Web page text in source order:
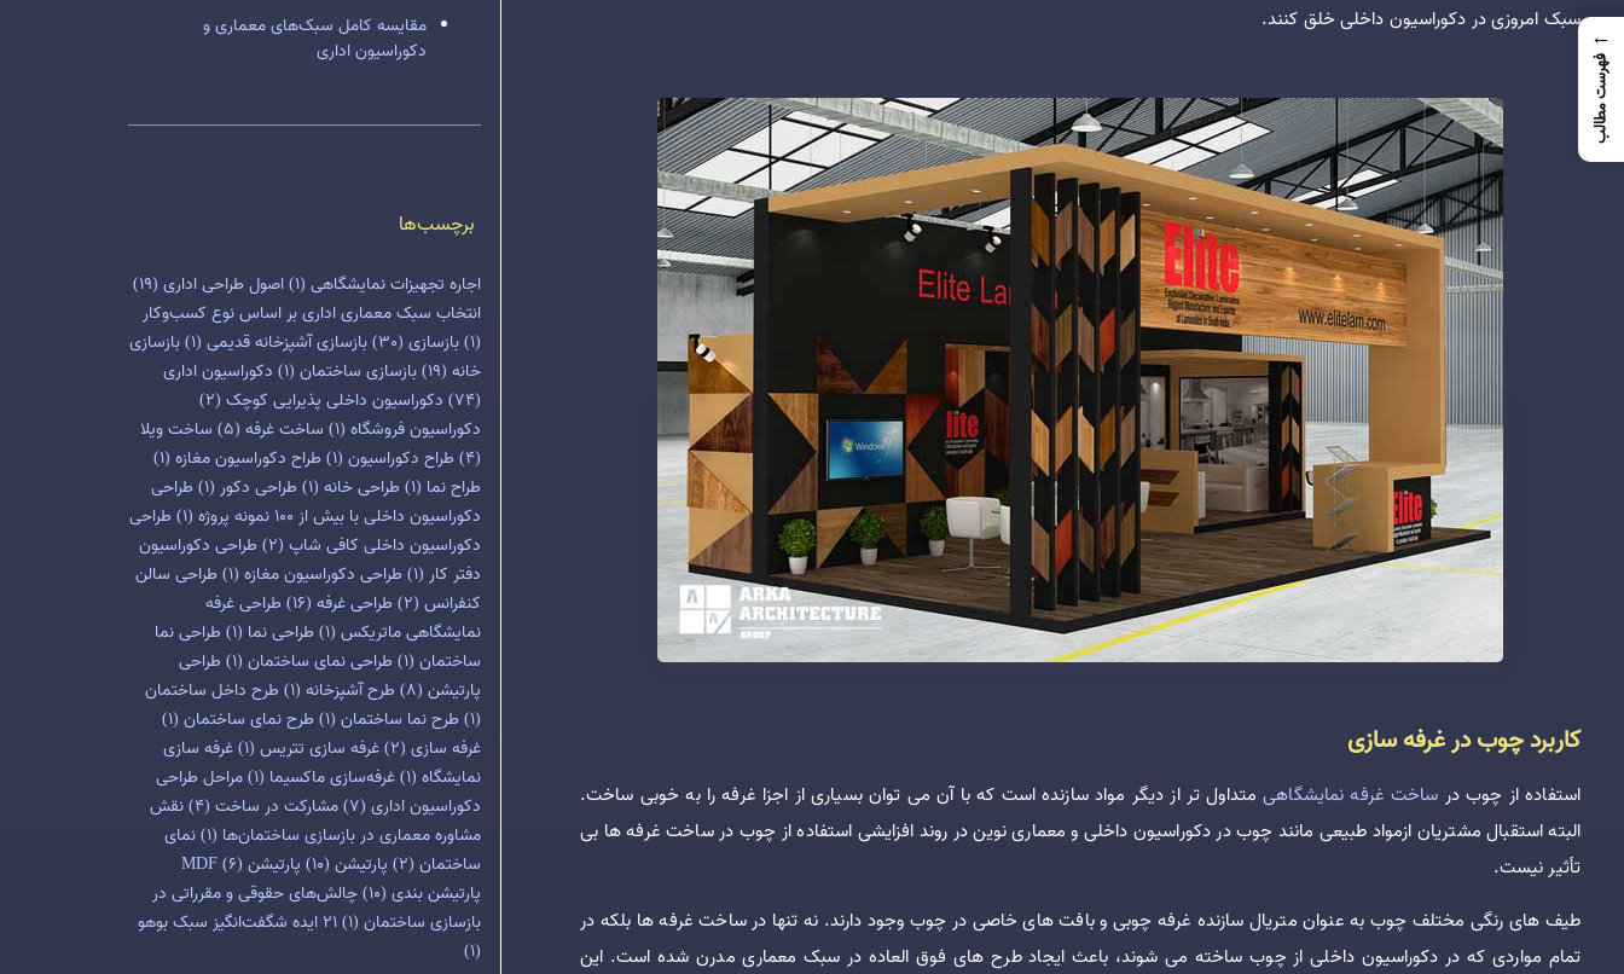
سبک امروزی در دکوراسیون داخلی خلق کنند.
کاربرد چوب در غرفه سازی
استفاده از چوب در ساخت غرفه نمایشگاهیمتداول تر از دیگر مواد سازنده است که با آن می توان بسیاری از اجزا غرفه را به خوبی ساخت.
البته استقبال مشتریان ازمواد طبیعی مانند چوب در دکوراسیون داخلی و معماری نوین در روند افزایشی استفاده از چوب در ساخت غرفه ها بی
تأثیر نیست.
طیف های رنگی مختلف چوب به عنوان متریال سازنده غرفه چوبی و بافت های خاصی در چوب وجود دارند. نه تنها در ساخت غرفه ها بلکه در
تمام مواردی که در دکوراسیون داخلی از چوب ساخته می شوند، باعث ایجاد طرح های فوق العاده در سبک معماری مدرن شده است. این
مقایسه کامل سبک‌های معماری و
دکوراسیون اداری
برچسب‌ها
اجاره تجهیزات نمایشگاهی(1) اصول طراحی اداری(19)
انتخاب سبک معماری اداری بر اساس نوع کسب‌وکار
(1) بازسازی(30) بازسازی آشپزخانه قدیمی(1) بازسازی
خانه(19) بازسازی ساختمان(1)
دکوراسیون اداری
(74)
دکوراسیون داخلی پذیرایی کوچک(2)
دکوراسیون فروشگاه(1) ساخت غرفه(5)
ساخت ویلا
(4)
طراح دکوراسیون(1) طراح دکوراسیون مغازه(1)
طراح نما (1) طراحی خانه(1) طراحی دکور(1)
طراحی
دکوراسیون داخلی با بیش از 100 نمونه پروژه
(1)
طراحی
دکوراسیون داخلی کافی شاپ(2)
طراحی دکوراسیون
دفتر کار(1) طراحی دکوراسیون مغازه(1)
طراحی سالن
کنفرانس(2) طراحی غرفه(16)
طراحی غرفه
نمایشگاهی ماتریکس(1) طراحی نما (1)
طراحی نما
ساختمان(1) طراحی نمای ساختمان(1)
طراحی
پارتیشن(8) طرح آشپزخانه(1)
طرح داخل ساختمان
(1)
طرح نما ساختمان(1) طرح نمای ساختمان(1)
غرفه سازی(2) غرفه سازی تتریس(1) غرفه سازی
نمایشگاه(1) غرفه‌سازی ماکسیما (1) مراحل طراحی
دکوراسیون اداری(7) مشارکت در ساخت(4)
نقش
مشاوره معماری در بازسازی ساختمان‌ها (1) نمای
ساختمان(2) پارتیشن(10) پارتیشن MDF (6)
پارتیشن بندی(10)
چالش‌های حقوقی و مقرراتی در
بازسازی ساختمان(1) ۲۱ ایده شگفت‌انگیز سبک بوهو
(1)
←
فهرست مطالب